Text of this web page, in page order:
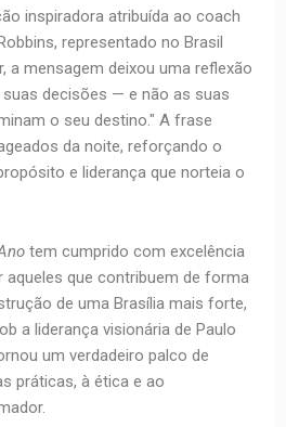
inspiradora atribuída ao coach
representado no Brasil
a mensagem deixou uma reflexão
decisões — e não as suas
o seu destino." A frase
da noite, reforçando o
e liderança que norteia o
tem cumprido com excelência
aqueles que contribuem de forma
de uma Brasília mais forte,
a liderança visionária de Paulo
um verdadeiro palco de
práticas, à ética e ao